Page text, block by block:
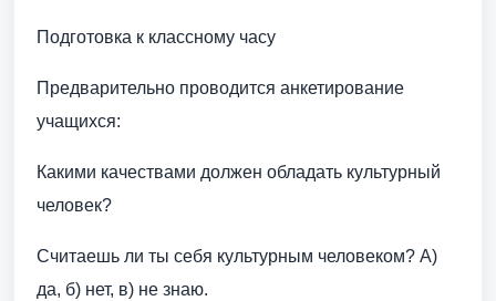
Подготовка к классному часу
Предварительно проводится анкетирование
учащихся:
Какими качествами должен обладать культурный
человек?
Считаешь ли ты себя культурным человеком? А)
да, б) нет, в) не знаю.